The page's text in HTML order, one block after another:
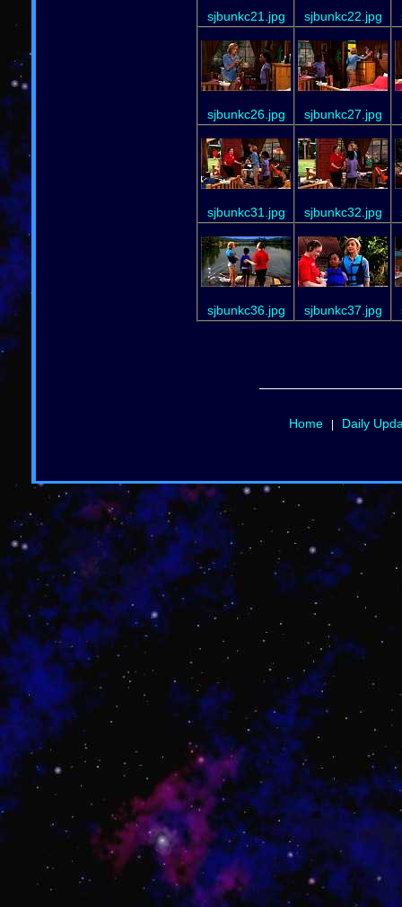
sjbunkc21.jpg sjbunkc22.jpg
sjbunkc26.jpg sjbunkc27.jpg
sjbunkc31.jpg sjbunkc32.jpg
sjbunkc36.jpg sjbunkc37.jpg
Home| Daily